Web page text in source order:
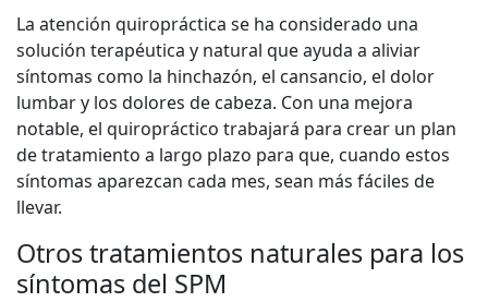
La atención quiropráctica se ha considerado una
solución terapéutica y natural que ayuda a aliviar
síntomas como la hinchazón, el cansancio, el dolor
lumbar y los dolores de cabeza. Con una mejora
notable, el quiropráctico trabajará para crear un plan
de tratamiento a largo plazo para que, cuando estos
síntomas aparezcan cada mes, sean más fáciles de
llevar.
Otros tratamientos naturales para los
síntomas del SPM